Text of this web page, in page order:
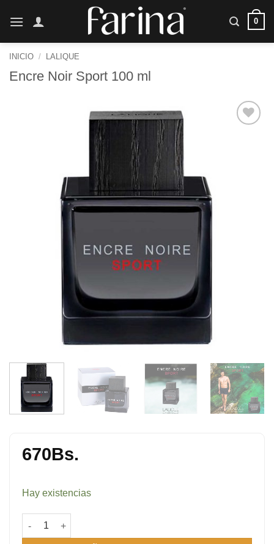
0
INICIO / LALIQUE
Encre Noir Sport 100 ml
670Bs.
Hay existencias
Encre Noir Sport 100 ml cantidad